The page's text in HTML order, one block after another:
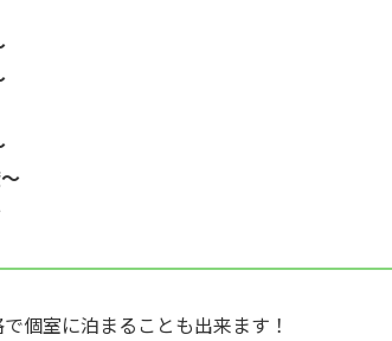
個室に泊まることも出来ます！